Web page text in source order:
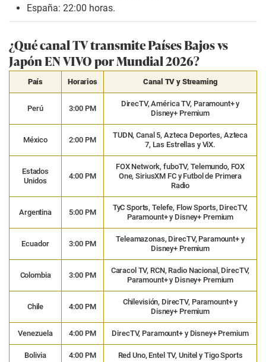
España: 22:00 horas.
¿Qué canal TV transmite Países Bajos vs
Japón EN VIVO por Mundial 2026?
País Horarios Canal TV y Streaming
Perú 3:00 PM
DirecTV, América TV, Paramount+ y
Disney+ Premium
México 2:00 PM
TUDN, Canal 5, Azteca Deportes, Azteca
7, Las Estrellas y ViX.
Estados
Unidos
4:00 PM
FOX Network, fuboTV, Telemundo, FOX
One, SiriusXM FC y Futbol de Primera
Radio
Argentina 5:00 PM
TyC Sports, Telefe, Flow Sports, DirecTV,
Paramount+ y Disney+ Premium
Ecuador 3:00 PM
Teleamazonas, DirecTV, Paramount+ y
Disney+ Premium
Colombia 3:00 PM
Caracol TV, RCN, Radio Nacional, DirecTV,
Paramount+ y Disney+ Premium
Chile 4:00 PM
Chilevisión, DirecTV, Paramount+ y
Disney+ Premium
Venezuela 4:00 PM DirecTV, Paramount+ y Disney+ Premium
Bolivia 4:00 PM Red Uno, Entel TV, Unitel y Tigo Sports